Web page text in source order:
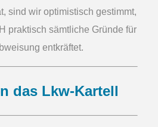
sind wir optimistisch gestimmt,
praktisch sämtliche Gründe für
entkräftet.
das Lkw-Kartell